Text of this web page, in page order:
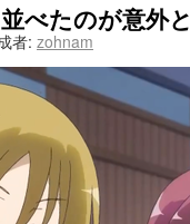
べたのが意外
者: zohnam